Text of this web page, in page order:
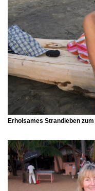
Erholsames Strandleben